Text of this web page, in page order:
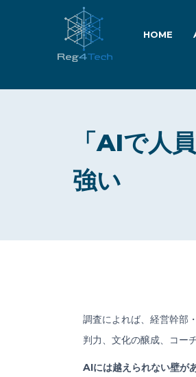
HOME
「AIで人
強い
調査によれば、経営幹部
判力、文化の醸成、コー
AIには越えられない壁が